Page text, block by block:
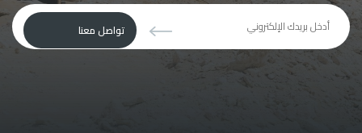
تواصل معنا
يجب
ترك
هذا
الحقل